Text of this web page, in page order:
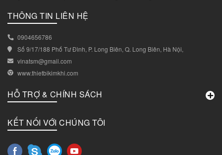
THÔNG TIN LIÊN HỆ
0904656786
Số 9/17/188 Phố Tư Đình, P. Long Biên, Q. Long Biên, Hà Nội,
vinatsm@gmail.com
www.thietbikimkhi.com
HỖ TRỢ & CHÍNH SÁCH
KẾT NỐI VỚI CHÚNG TÔI